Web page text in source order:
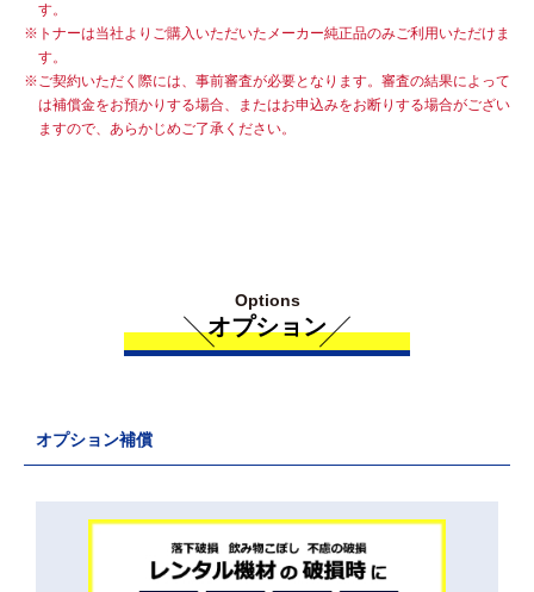
す。
トナーは当社よりご購入いただいたメーカー純正品のみご利用いただけま
す。
ご契約いただく際には、事前審査が必要となります。審査の結果によって
は補償金をお預かりする場合、またはお申込みをお断りする場合がござい
ますので、あらかじめご了承ください。
Options
オプション
オプション補償